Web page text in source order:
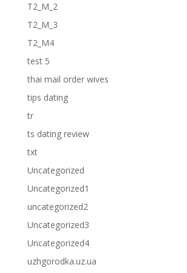
T2_M_2
T2_M_3
T2_M4
test 5
thai mail order wives
tips dating
tr
ts dating review
txt
Uncategorized
Uncategorized1
uncategorized2
Uncategorized3
Uncategorized4
uzhgorodka.uz.ua